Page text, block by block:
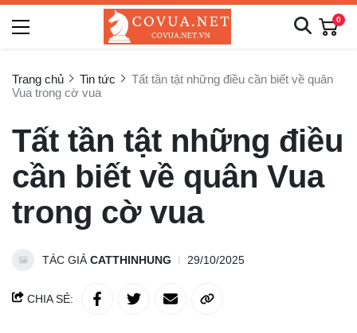
0
Trang chủ Tin tức
Tất tần tật những điều cần biết về quân
Vua trong cờ vua
Tất tần tật những điều
cần biết về quân Vua
trong cờ vua
TÁC GIẢCATTHINHUNG 29/10/2025
CHIA SẺ: